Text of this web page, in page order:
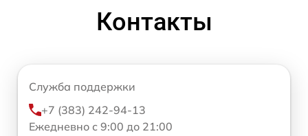
Контакты
Служба поддержки
+7 (383) 242-94-13
Ежедневно с 9:00 до 21:00